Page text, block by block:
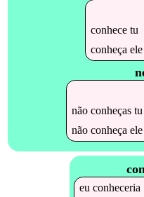
conhecetu
conheça ele
não conheçastu
não conheça ele
eu conheceria